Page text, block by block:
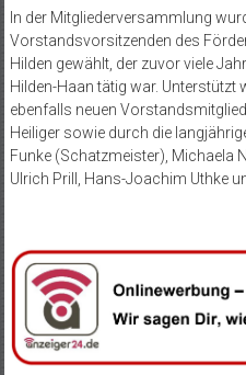
In der Mitgliederversammlung
Vorstandsvorsitzenden des
Hilden gewählt, der zuvor viele
Hilden-Haan tätig war. Unterstützt
ebenfalls neuen
Heiliger sowie durch die
Funke (Schatzmeister), Michaela
Ulrich Prill, Hans-Joachim Uthke